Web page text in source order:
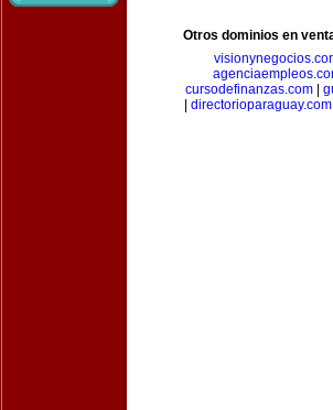
Otros dominios en
cursodefinanzas.com|
directorioparaguay.com|